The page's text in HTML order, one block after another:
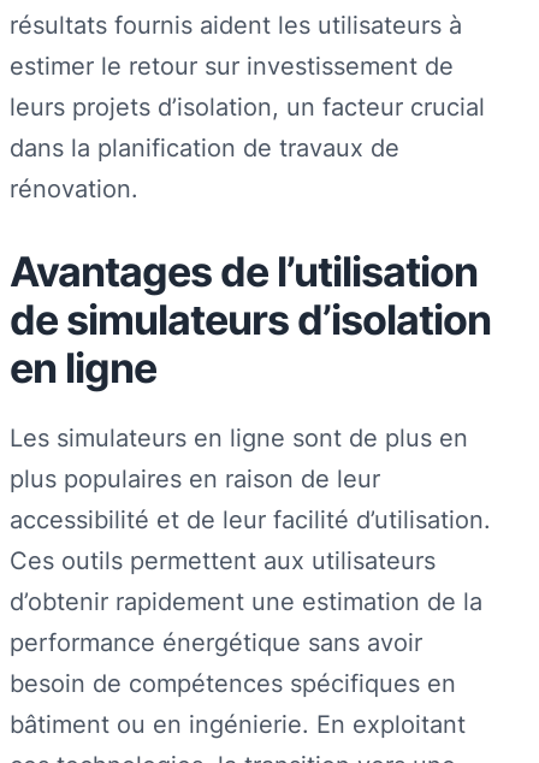
résultats fournis aident les utilisateurs à
estimer le retour sur investissement de
leurs projets d’isolation, un facteur crucial
dans la planification de travaux de
rénovation.
Avantages de l’utilisation
de simulateurs d’isolation
en ligne
Les simulateurs en ligne sont de plus en
plus populaires en raison de leur
accessibilité et de leur facilité d’utilisation.
Ces outils permettent aux utilisateurs
d’obtenir rapidement une estimation de la
performance énergétique sans avoir
besoin de compétences spécifiques en
bâtiment ou en ingénierie. En exploitant